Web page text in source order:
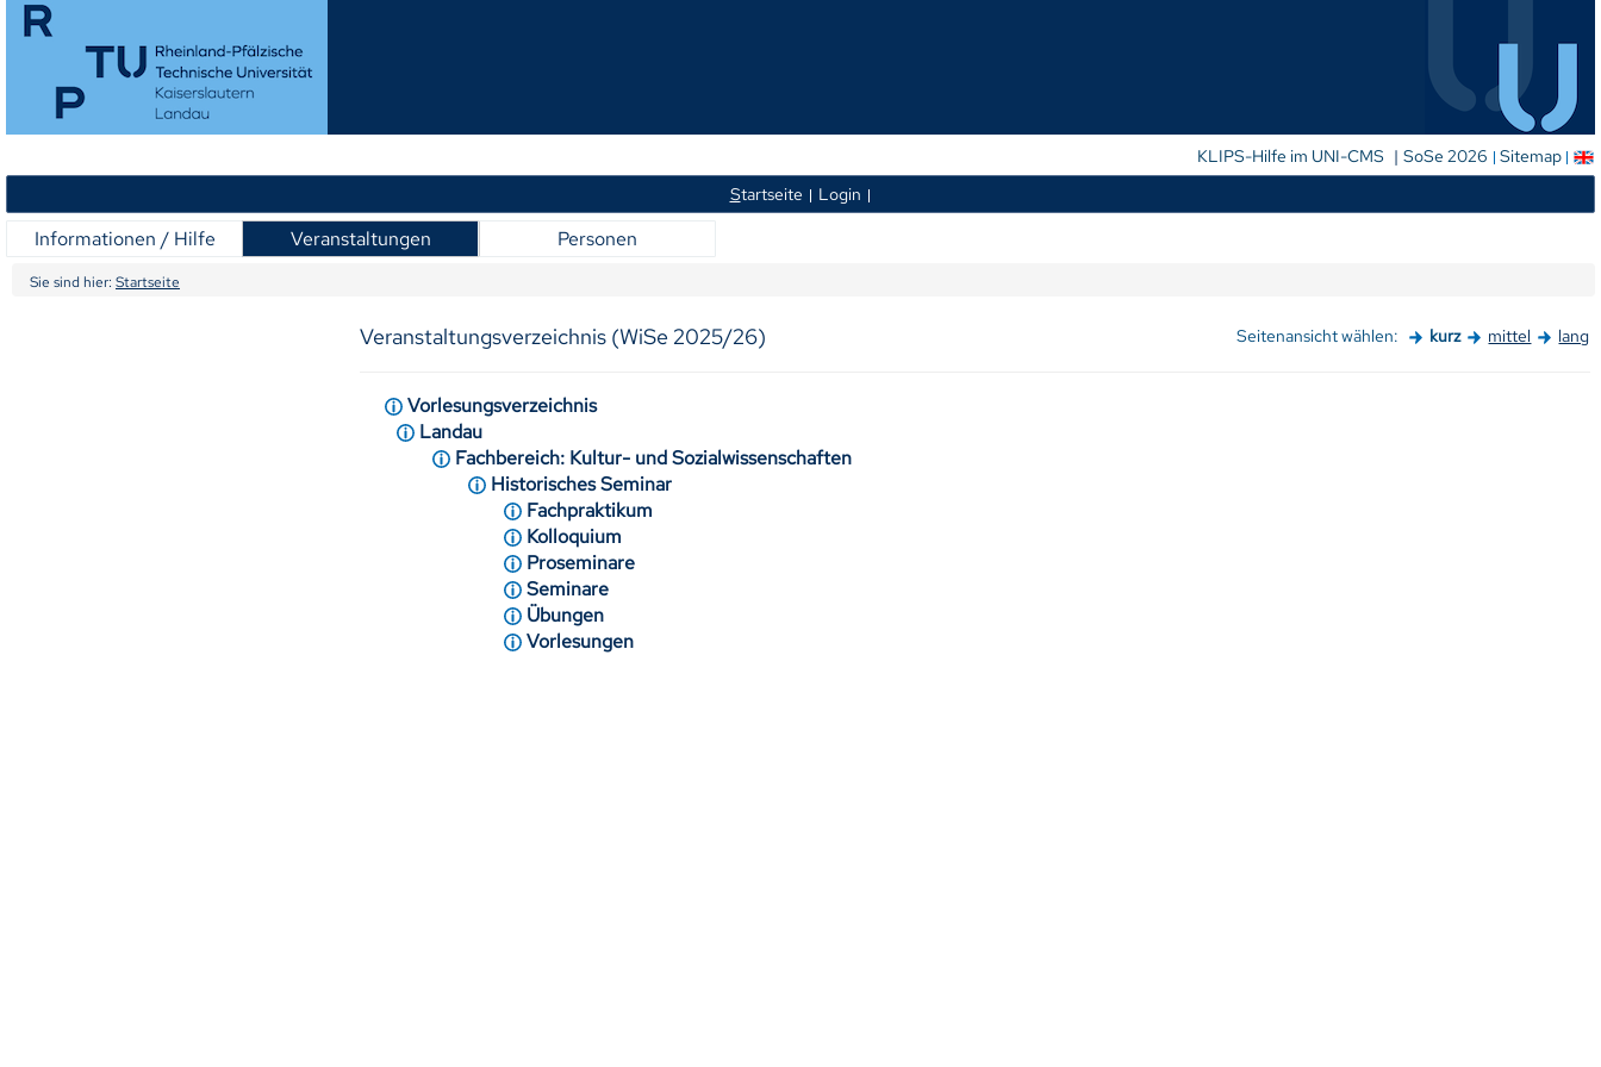
KLIPS-Hilfe im UNI-CMS | SoSe 2026 Sitemap
Startseite Login
Informationen / Hilfe Veranstaltungen Personen
Sie sind hier: Startseite
Veranstaltungsverzeichnis (WiSe 2025/26) Seitenansicht wählen: kurz mittel lang
Vorlesungsverzeichnis
Landau
Fachbereich: Kultur- und Sozialwissenschaften
Historisches Seminar
Fachpraktikum
Kolloquium
Proseminare
Seminare
Übungen
Vorlesungen